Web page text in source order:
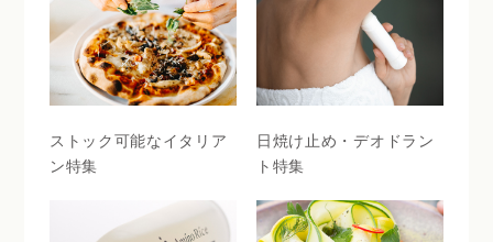
ストック可能なイタリア
ン特集
日焼け止め・デオドラン
ト特集